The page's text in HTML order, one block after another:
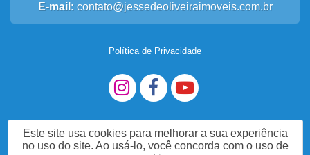
E-mail: contato@jessedeoliveiraimoveis.com.br
Política de Privacidade
Este site usa cookies para melhorar a sua experiência
no uso do site. Ao usá-lo, você concorda com o uso de